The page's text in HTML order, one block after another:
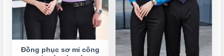
Đồng phục sơ mi công